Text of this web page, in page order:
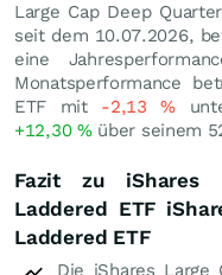
Large Cap Deep
seit dem 10.07.2026,
eine
Monatsperformance
ETF mit -2,13%
+12,30 %über seinem
Fazit zu iShares
Laddered ETF
Laddered ETF
Die iShares Large